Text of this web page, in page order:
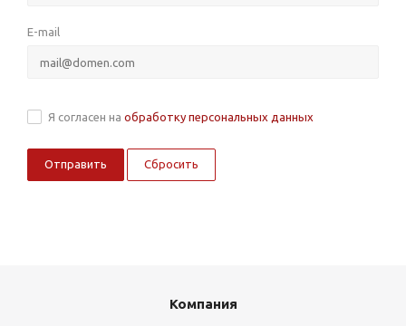
E-mail
Я согласен на обработку персональных данных
Сбросить
Компания